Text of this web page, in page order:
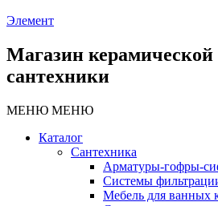
Элемент
Магазин
сантехники
МЕНЮ МЕНЮ
Каталог
Сантехника
Арматуры-гофры-
Системы
Мебель для ванных